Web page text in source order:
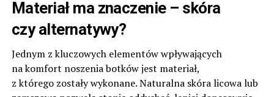
Materiał ma znaczenie – skóra
czy alternatywy?
Jednym z kluczowych elementów wpływających
na komfort noszenia botków jest materiał,
z którego zostały wykonane. Naturalna skóra licowa lub